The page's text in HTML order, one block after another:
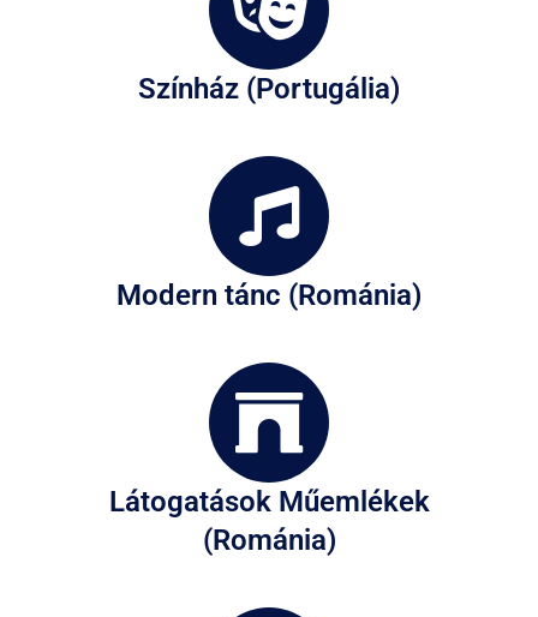
Színház (Portugália)
Modern tánc (Románia)
Látogatások Műemlékek
(Románia)